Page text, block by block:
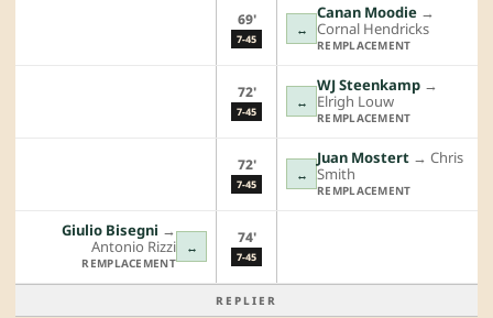
69'
7-45
↔
Canan Moodie →︎
Cornal Hendricks
REMPLACEMENT
72'
7-45
↔
WJ Steenkamp →︎
Elrigh Louw
REMPLACEMENT
72'
7-45
↔
Juan Mostert →︎ Chris
Smith
REMPLACEMENT
↔
Giulio Bisegni →︎
Antonio Rizzi
REMPLACEMENT
74'
7-45
REPLIER